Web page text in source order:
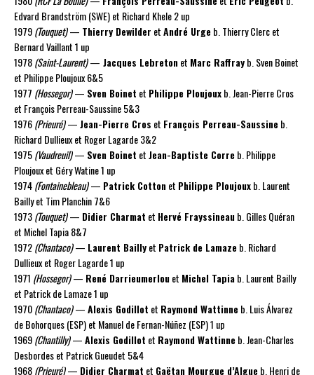
Edvard Brandström (SWE) et Richard Khele 2 up
1979(Touquet)— Thierry Dewilder etAndré Urgeb. Thierry Clerc et
Bernard Vaillant 1 up
1978(Saint-Laurent)— Jacques Lebretonet Marc Raffrayb. Sven Boinet
et Philippe Ploujoux 6&5
1977 (Hossegor)— Sven Boinet et Philippe Ploujouxb. Jean-Pierre Cros
et François Perreau-Saussine 5&3
1976(Prieuré)—Jean-Pierre Cros et François Perreau-Saussineb.
Richard Dullieux et Roger Lagarde 3&2
1975(Vaudreuil)— Sven Boinet etJean-Baptiste Correb. Philippe
Ploujoux et Géry Watine 1 up
1974(Fontainebleau)— Patrick Cottonet Philippe Ploujouxb. Laurent
Bailly et Tim Planchin 7&6
1973(Touquet)— Didier Charmat et Hervé Frayssineaub. Gilles Quéran
et Michel Tapia 8&7
1972(Chantaco)— Laurent Baillyet Patrick de Lamazeb. Richard
Dullieux et Roger Lagarde 1 up
1971 (Hossegor)— René Darrieumerlouet Michel Tapiab. Laurent Bailly
et Patrick de Lamaze 1 up
1970(Chantaco)—Alexis Godillot et Raymond Wattinneb. Luis Álvarez
de Bohorques (ESP) et Manuel de Fernan-Núñez (ESP) 1 up
1969(Chantilly)—Alexis Godillot et Raymond Wattinneb. Jean-Charles
Desbordes et Patrick Gueudet 5&4
1968(Prieuré)— Didier Charmat et Gaëtan Mourgue d’Algueb. Henri de